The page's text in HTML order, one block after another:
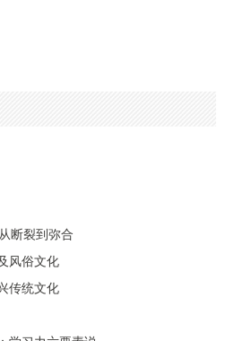
断裂到弥合
风俗文化
传统文化